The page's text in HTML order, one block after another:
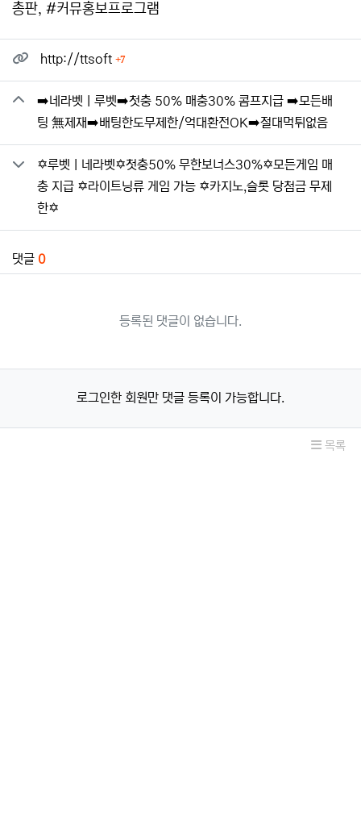
총판, #커뮤홍보프로그램
관련자료http://ttsoft 7회 연결
➡️네라벳ㅣ루벳➡️첫충 50% 매충30% 콤프지급 ➡️모든배
팅 無제재➡️배팅한도무제한/억대환전OK➡️절대먹튀없음
✡️루벳ㅣ네라벳✡️첫충50% 무한보너스30%✡️모든게임 매
충 지급 ✡️라이트닝류 게임 가능 ✡️카지노,슬롯 당첨금 무제
한✡️
댓글 0
등록된 댓글이 없습니다.
로그인한 회원만 댓글 등록이 가능합니다.
목록